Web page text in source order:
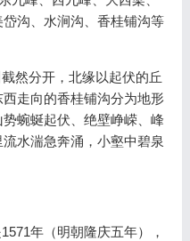
沟、水涧沟、香桂铺沟等
然分开，北缘以起伏的丘
走向的香桂铺沟分为地形
蜿蜒起伏、绝壁峥嵘、峰
水湍急奔涌，小壑中碧泉
年（明朝隆庆五年），